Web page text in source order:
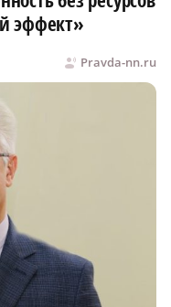
эффект»
Pravda-nn.ru